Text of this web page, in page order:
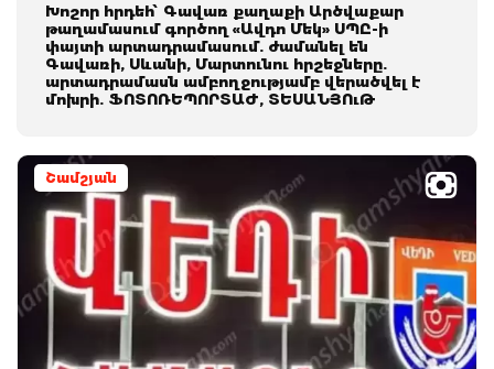
Խոշոր հրդեհ՝ Գավառ քաղաքի Արծվաքար
թաղամասում գործող «Ավդո Մեկ» ՍՊԸ-ի
փայտի արտադրամասում. ժամանել են
Գավառի, Սևանի, Մարտունու հրշեջները.
արտադրամասն ամբողջությամբ վերածվել է
մոխրի. ՖՈՏՈՌԵՊՈՐՏԱԺ, ՏԵՍԱՆՅՈւԹ
Շամշյան